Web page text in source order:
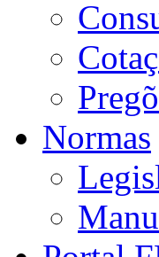
Normas